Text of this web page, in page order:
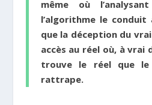
même où
l’algorithme le
que la déception du
accès au réel où, à vrai
trouve le réel que
rattrape.